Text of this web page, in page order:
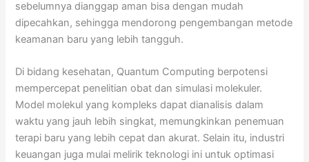
sebelumnya dianggap aman bisa dengan mudah
dipecahkan, sehingga mendorong pengembangan metode
keamanan baru yang lebih tangguh.
Di bidang kesehatan, Quantum Computing berpotensi
mempercepat penelitian obat dan simulasi molekuler.
Model molekul yang kompleks dapat dianalisis dalam
waktu yang jauh lebih singkat, memungkinkan penemuan
terapi baru yang lebih cepat dan akurat. Selain itu, industri
keuangan juga mulai melirik teknologi ini untuk optimasi